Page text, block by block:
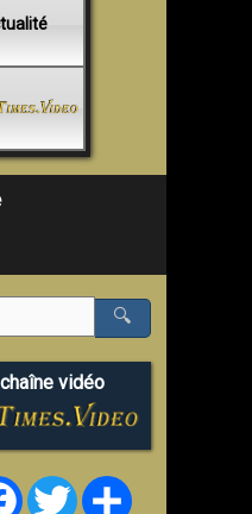
🔍
vidéo
FacebookTwitter